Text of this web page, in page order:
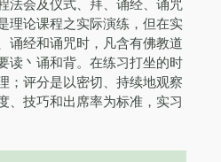
法会及仪式、拜、诵经、诵咒
理论课程之实际演练，但在实
诵经和诵咒时，凡含有佛教道
读丶诵和背。在练习打坐的时
；评分是以密切、持续地观察
、技巧和出席率为标准，实习